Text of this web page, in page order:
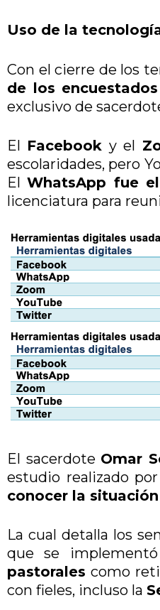
Uso de la
Con el cierre de los
de los encuestados
exclusivo de
El Facebook y el
escolaridades, pero
ElWhatsApp fue
licenciatura para
El sacerdote Omar
estudio realizado
conocer la
La cual detalla los
que se
pastorales como
con fieles, incluso la